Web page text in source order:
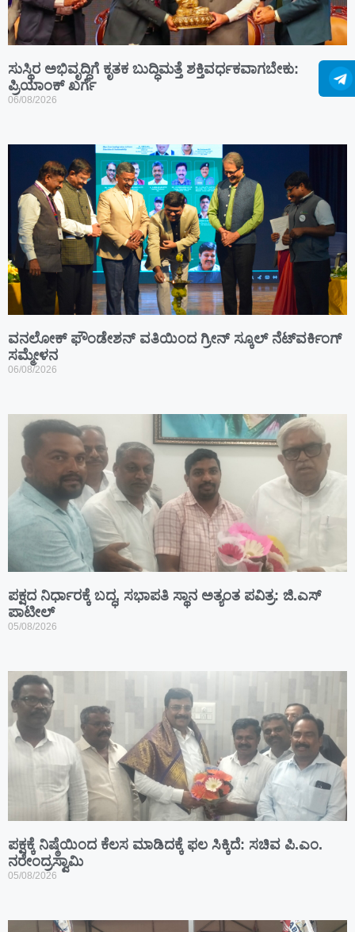
ಸುಸ್ಥಿರ ಅಭಿವೃದ್ಧಿಗೆ ಕೃತಕ ಬುದ್ಧಿಮತ್ತೆ ಶಕ್ತಿವರ್ಧಕವಾಗಬೇಕು:
ಪ್ರಿಯಾಂಕ್ ಖರ್ಗೆ
06/08/2026
ವನಲೋಕ್ ಫೌಂಡೇಶನ್ ವತಿಯಿಂದ ಗ್ರೀನ್ ಸ್ಕೂಲ್ ನೆಟ್‌ವರ್ಕಿಂಗ್
ಸಮ್ಮೇಳನ
06/08/2026
ಪಕ್ಷದ ನಿರ್ಧಾರಕ್ಕೆ ಬದ್ಧ, ಸಭಾಪತಿ ಸ್ಥಾನ ಅತ್ಯಂತ ಪವಿತ್ರ: ಜಿ.ಎಸ್
ಪಾಟೀಲ್
05/08/2026
ಪಕ್ಷಕ್ಕೆ ನಿಷ್ಠೆಯಿಂದ ಕೆಲಸ ಮಾಡಿದಕ್ಕೆ ಫಲ ಸಿಕ್ಕಿದೆ: ಸಚಿವ ಪಿ.ಎಂ.
ನರೇಂದ್ರಸ್ವಾಮಿ
05/08/2026